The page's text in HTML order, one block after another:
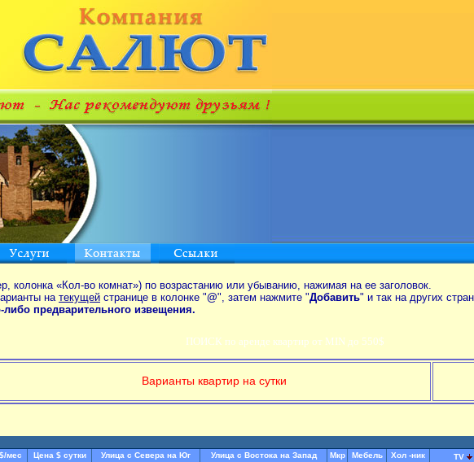
колонка «Кол-во комнат») по возрастанию или убыванию, нажимая на ее заголовок.
натекущей странице в колонке "@", затем нажмите "Добавить" и так на других
предварительного извещения.
ПОИСК по аренде квартир от MIN до 550$
Варианты квартир на сутки
мес Цена $ сутки Улица с Севера на Юг Улица с Востока на Запад Мкр Мебель Хол -ник TV